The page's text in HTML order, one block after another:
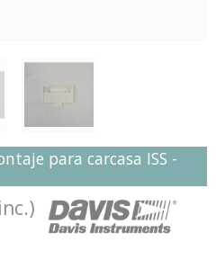
para carcasa ISS -